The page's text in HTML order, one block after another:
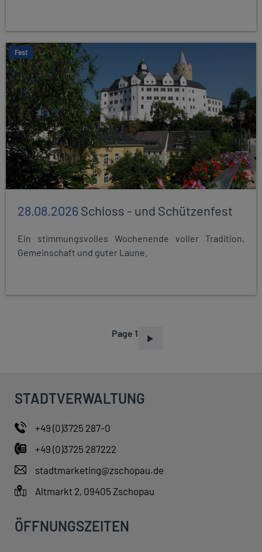
Fest
28.08.2026Schloss - und Schützenfest
Ein stimmungsvolles Wochenende voller Tradition,
Gemeinschaft und guter Laune.
Page 1
STADTVERWALTUNG
+49 (0)3725 287-0
+49 (0)3725 287222
stadtmarketing@zschopau.de
Altmarkt 2, 09405 Zschopau
ÖFFNUNGSZEITEN